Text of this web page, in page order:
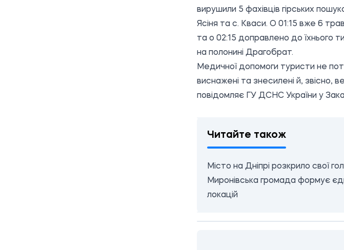
вирушили 5 фахівців гірських
Ясіня та с. Кваси. О 01:15 вже 6
та о 02:15 доправлено до їхнього
на полонині Драгобрат.
Медичної допомоги туристи не
виснажені та знесилені й, звісно,
повідомляє ГУ ДСНС України у
Читайте також
Місто на Дніпрі розкрило свої
Миронівська громада формує
локацій